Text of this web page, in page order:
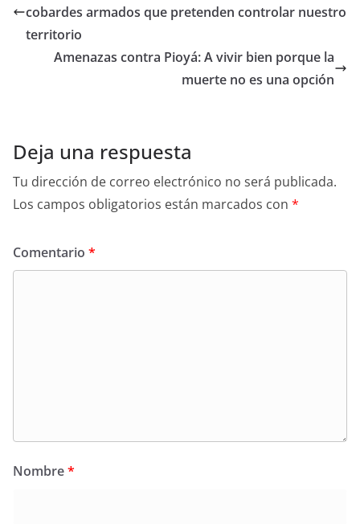
cobardes armados que pretenden controlar nuestro
territorio
Amenazas contra Pioyá: A vivir bien porque la
muerte no es una opción
Deja una respuesta
Tu dirección de correo electrónico no será publicada.
Los campos obligatorios están marcados con *
Comentario *
Nombre*